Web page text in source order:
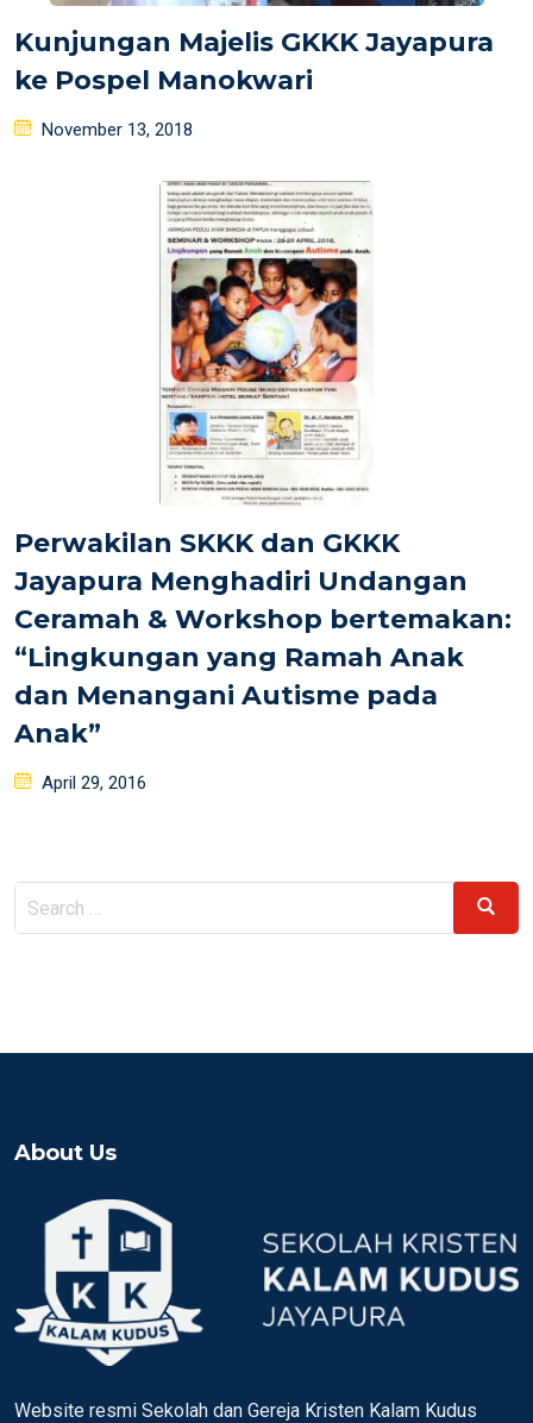
Kunjungan Majelis GKKK Jayapura
ke Pospel Manokwari
Posted
November 13, 2018
Perwakilan SKKK dan GKKK
Jayapura Menghadiri Undangan
Ceramah & Workshop bertemakan:
“Lingkungan yang Ramah Anak
dan Menangani Autisme pada
Anak”
Posted
April 29, 2016
Search
for:
Search
About Us
Website resmi Sekolah dan Gereja Kristen Kalam Kudus